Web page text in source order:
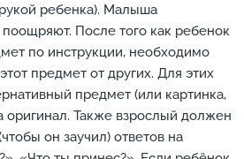
ребенка). Малыша
поощряют. После того как ребенок
по инструкции, необходимо
предмет от других. Для этих
предмет (или картинка,
оригинал. Также взрослый должен
он заучил) ответов на